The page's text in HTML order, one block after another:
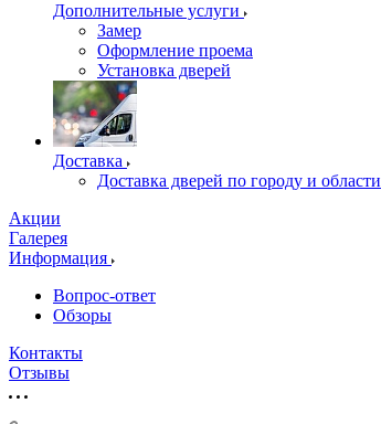
Дополнительные услуги
Замер
Оформление проема
Установка дверей
Доставка
Доставка дверей по городу и области
Акции
Галерея
Информация
Вопрос-ответ
Обзоры
Контакты
Отзывы